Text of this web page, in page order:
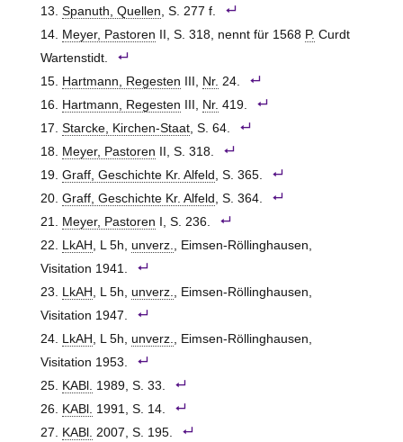
Spanuth, Quellen, S. 277 f.
Meyer, Pastoren II, S. 318, nennt für 1568 P. Curdt
Wartenstidt.
Hartmann, Regesten III, Nr. 24.
Hartmann, Regesten III, Nr. 419.
Starcke, Kirchen-Staat, S. 64.
Meyer, Pastoren II, S. 318.
Graff, Geschichte Kr. Alfeld , S. 365.
Graff, Geschichte Kr. Alfeld , S. 364.
Meyer, Pastoren I, S. 236.
LkAH , L 5h, unverz., Eimsen-Röllinghausen,
Visitation 1941.
LkAH , L 5h, unverz., Eimsen-Röllinghausen,
Visitation 1947.
LkAH , L 5h, unverz., Eimsen-Röllinghausen,
Visitation 1953.
KABl. 1989, S. 33.
KABl. 1991, S. 14.
KABl. 2007, S. 195.